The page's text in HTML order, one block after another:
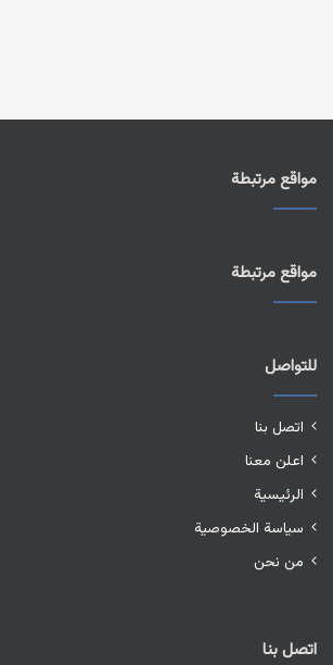
مواقع مرتبطة
مواقع مرتبطة
للتواصل
اتصل بنا
اعلن معنا
الرئيسية
سياسة الخصوصية
من نحن
اتصل بنا